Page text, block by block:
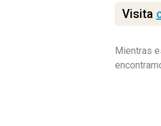
Visita
Mientras